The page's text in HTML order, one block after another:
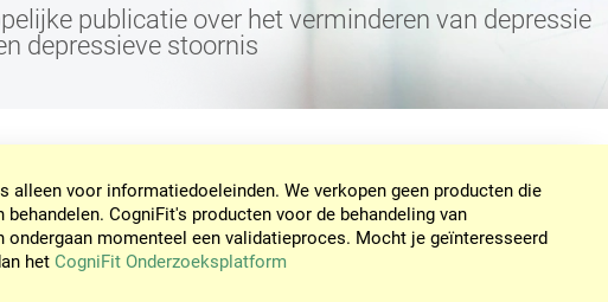
publicatie over het verminderen van depressie
depressieve stoornis
alleen voor informatiedoeleinden. We verkopen geen producten die
behandelen. CogniFit's producten voor de behandeling van
ondergaan momenteel een validatieproces. Mocht je geïnteresseerd
het CogniFit Onderzoeksplatform